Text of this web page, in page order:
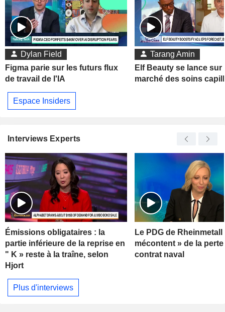
Dylan Field
Figma parie sur les futurs flux
de travail de l'IA
Tarang Amin
Elf Beauty se lance sur
marché des soins
Espace Insiders
Interviews Experts
Émissions obligataires : la
partie inférieure de la reprise en
" K » reste à la traîne, selon
Hjort
Le PDG de
mécontent » de la
contrat naval
Plus d'interviews